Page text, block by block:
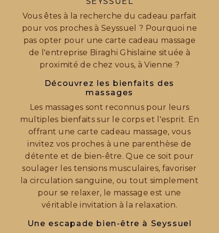
Vous êtes à la recherche du cadeau parfait
pour vos proches à Seyssuel ? Pourquoi ne
pas opter pour une carte cadeau massage
de l'entreprise Biraghi Ghislaine située à
proximité de chez vous, à Vienne ?
Découvrez les bienfaits des
massages
Les massages sont reconnus pour leurs
multiples bienfaits sur le corps et l'esprit. En
offrant une carte cadeau massage, vous
invitez vos proches à une parenthèse de
détente et de bien-être. Que ce soit pour
soulager les tensions musculaires, favoriser
la circulation sanguine, ou tout simplement
pour se relaxer, le massage est une
véritable invitation à la relaxation.
Une escapade bien-être à Seyssuel